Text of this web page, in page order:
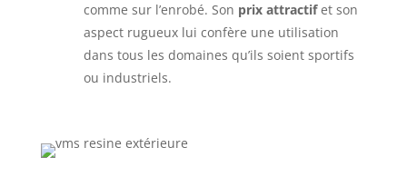
comme sur l’enrobé. Son prix attractifet son
aspect rugueux lui confère une utilisation
dans tous les domaines qu’ils soient sportifs
ou industriels.